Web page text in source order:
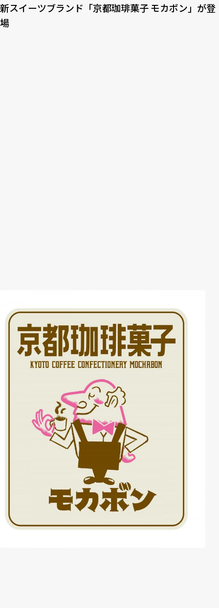
新スイーツブランド「京都珈琲菓子 モカボン」が登
場